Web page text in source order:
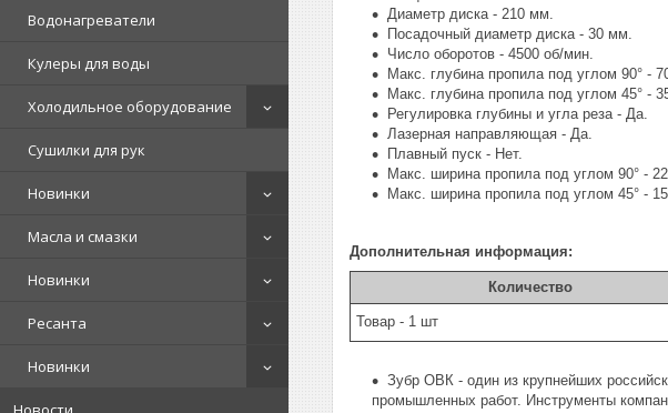
Водонагреватели
Кулеры для воды
Холодильное оборудование
Сушилки для рук
Новинки
Масла и смазки
Новинки
Ресанта
Новинки
Диаметр диска - 210 мм.
Посадочный диаметр диска - 30 мм.
Число оборотов - 4500 об/мин.
Макс. глубина пропила под углом 90° -
Макс. глубина пропила под углом 45° -
Регулировка глубины и угла реза - Да.
Лазерная направляющая - Да.
Плавный пуск - Нет.
Макс. ширина пропила под углом 90° -
Макс. ширина пропила под углом 45° -
Дополнительная информация:
Количество
Товар - 1 шт
Зубр ОВК - один из крупнейших
промышленных работ. Инструменты